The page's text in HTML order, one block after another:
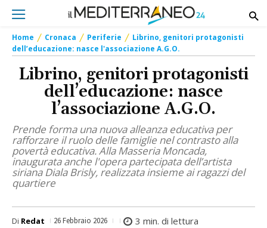
Home Cronaca Periferie
Librino, genitori protagonisti
dell’educazione: nasce l'associazione A.G.O.
Librino, genitori protagonisti
dell’educazione: nasce
l’associazione A.G.O.
Prende forma una nuova alleanza educativa per
rafforzare il ruolo delle famiglie nel contrasto alla
povertà educativa. Alla Masseria Moncada,
inaugurata anche l'opera partecipata dell’artista
siriana Diala Brisly, realizzata insieme ai ragazzi del
quartiere
Di Redat 26 Febbraio 2026 3 min. di lettura